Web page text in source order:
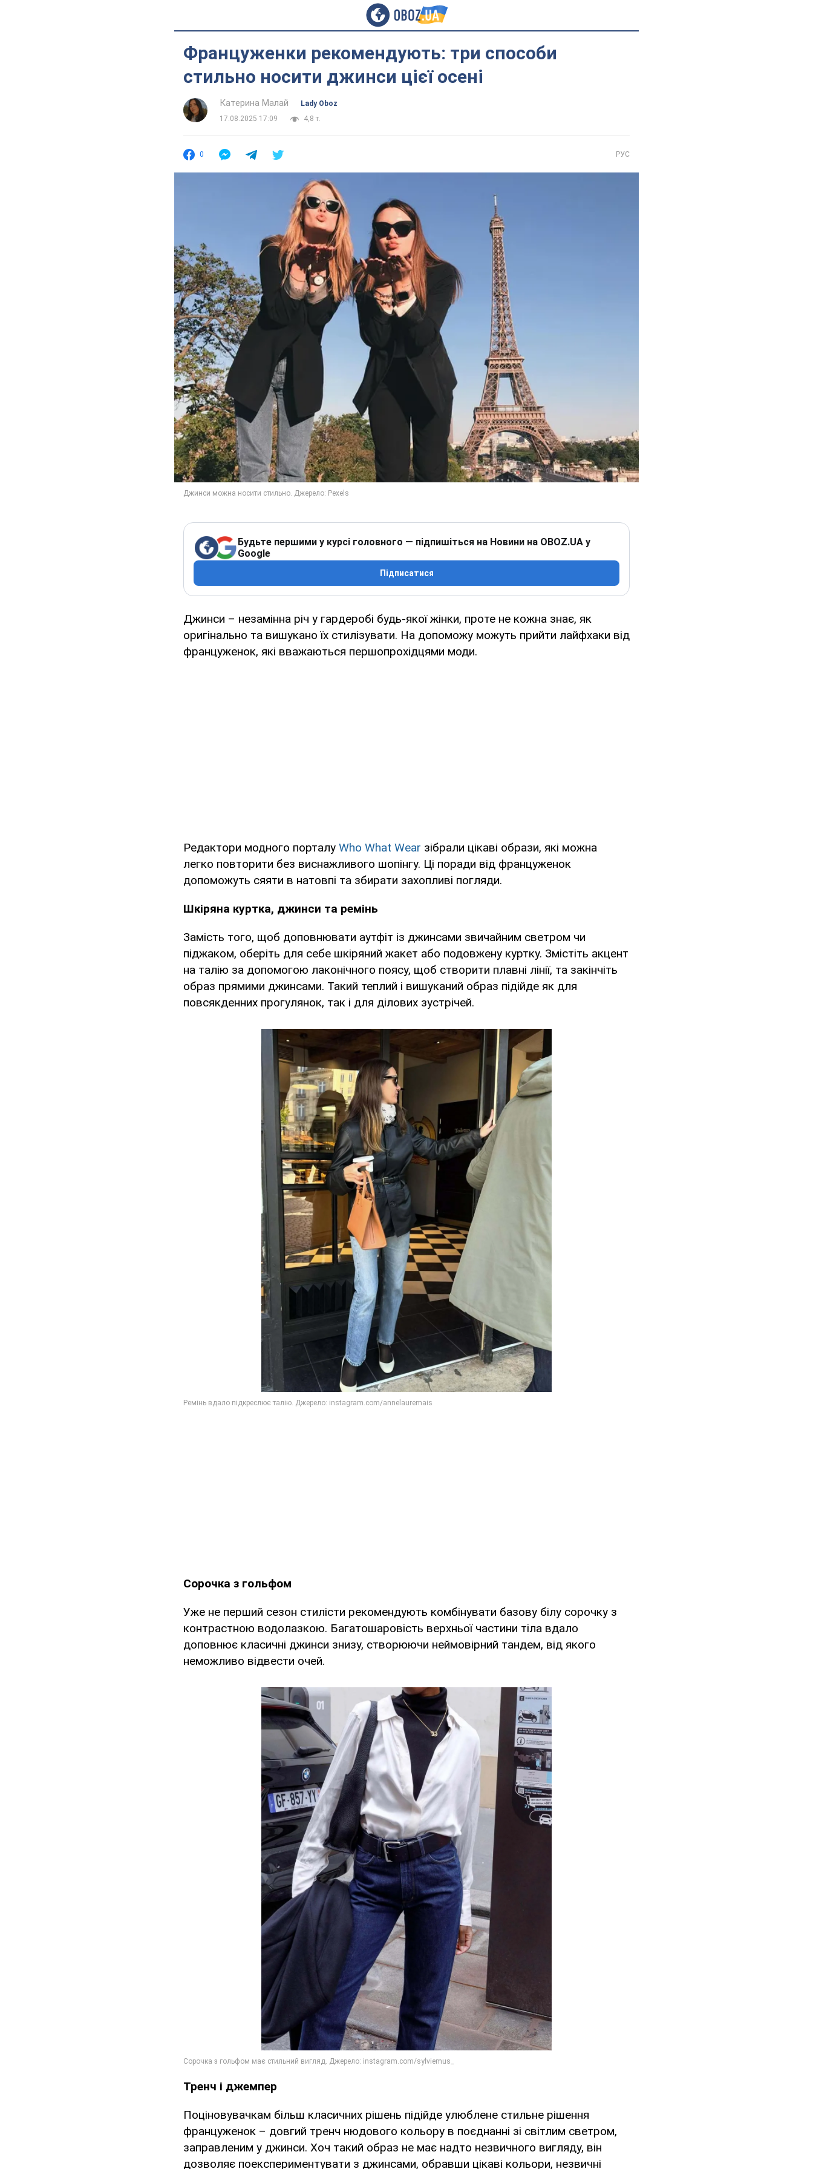
Француженки рекомендують: три способи
стильно носити джинси цієї осені
Катерина Малай
Lady Oboz
17.08.2025 17:09
4,8 т.
0 РУС
Будьте першими у курсі головного — підпишіться на Новини на OBOZ.UA у
Google
Підписатися
Джинси – незамінна річ у гардеробі будь-якої жінки, проте не кожна знає, як
оригінально та вишукано їх стилізувати. На допоможу можуть прийти лайфхаки від
француженок, які вважаються першопрохідцями моди.
Редактори модного порталу Who What Wear зібрали цікаві образи, які можна
легко повторити без виснажливого шопінгу. Ці поради від француженок
допоможуть сяяти в натовпі та збирати захопливі погляди.
Шкіряна куртка, джинси та ремінь
Замість того, щоб доповнювати аутфіт із джинсами звичайним светром чи
піджаком, оберіть для себе шкіряний жакет або подовжену куртку. Змістіть акцент
на талію за допомогою лаконічного поясу, щоб створити плавні лінії, та закінчіть
образ прямими джинсами. Такий теплий і вишуканий образ підійде як для
повсякденних прогулянок, так і для ділових зустрічей.
Сорочка з гольфом
Уже не перший сезон стилісти рекомендують комбінувати базову білу сорочку з
контрастною водолазкою. Багатошаровість верхньої частини тіла вдало
доповнює класичні джинси знизу, створюючи неймовірний тандем, від якого
неможливо відвести очей.
Тренч і джемпер
Поціновувачкам більш класичних рішень підійде улюблене стильне рішення
француженок – довгий тренч нюдового кольору в поєднанні зі світлим светром,
заправленим у джинси. Хоч такий образ не має надто незвичного вигляду, він
дозволяє поекспериментувати з джинсами, обравши цікаві кольори, незвичні